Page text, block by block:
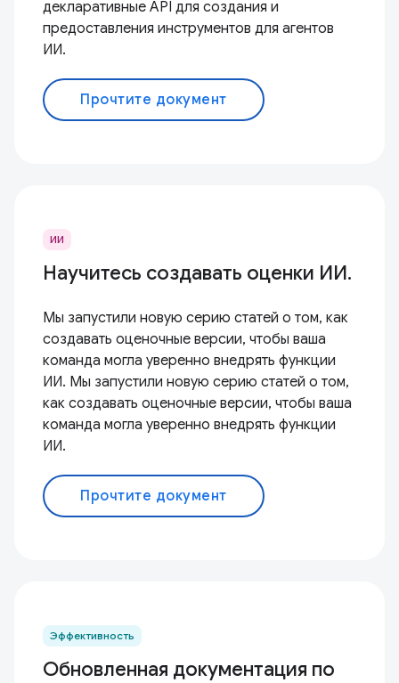
декларативные API для создания и
предоставления инструментов для агентов
ИИ.
Прочтите документ
ИИ
Научитесь создавать оценки ИИ.
Мы запустили новую серию статей о том, как
создавать оценочные версии, чтобы ваша
команда могла уверенно внедрять функции
ИИ. Мы запустили новую серию статей о том,
как создавать оценочные версии, чтобы ваша
команда могла уверенно внедрять функции
ИИ.
Прочтите документ
Эффективность
Обновленная документация по